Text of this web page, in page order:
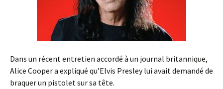
Dans un récent entretien accordé à un journal britannique,
Alice Cooper a expliqué qu’Elvis Presley lui avait demandé de
braquer un pistolet sur sa tête.